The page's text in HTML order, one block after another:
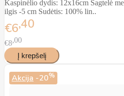
Kaspinėlio dydis: 12x16cm Sagtelė
ilgis -5 cm Sudėtis: 100% lin..
€640
€8 00
Akcija -20%